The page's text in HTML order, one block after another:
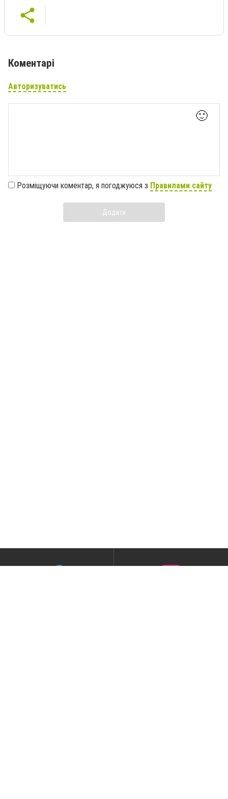
Коментарі
Авторизуватись
🙂
Розміщуючи коментар, я погоджуюся з Правилами сайту
Додати